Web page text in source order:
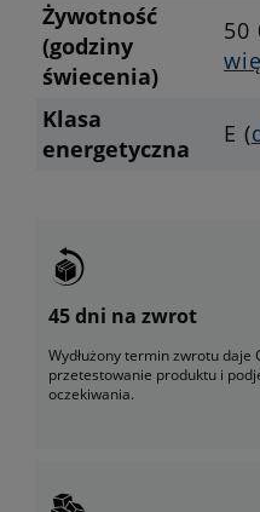
Żywotność
(godziny
świecenia)
50
Klasa
energetyczna
E (
45 dni na zwrot
Wydłużony termin zwrotu daje
przetestowanie produktu i
oczekiwania.